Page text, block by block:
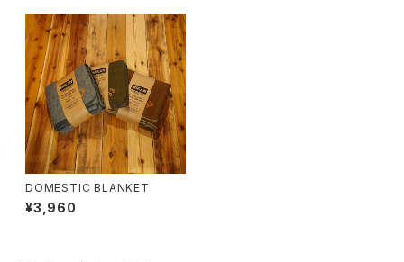
DOMESTIC BLANKET
¥3,960